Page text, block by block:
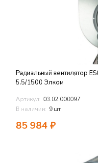
Радиальный вентилятор
5.5/1500 Элком
Артикул: 03.02.000097
В наличии: 9 шт
85 984₽